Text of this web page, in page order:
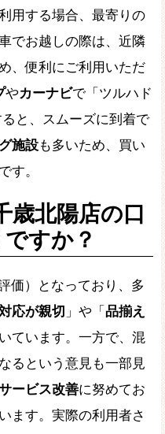
用する場合、最寄りの
でお越しの際は、近隣
、便利にご利用いただ
やカーナビで「ツルハド
と、スムーズに到着で
施設も多いため、買い
す。
歳北陽店の口
すか？
評価）となっており、多
応が親切 」や「品揃え
ています。一方で、混
るという意見も一部見
ービス改善に努めてお
ます。実際の利用者さ